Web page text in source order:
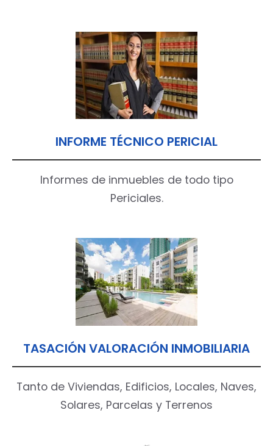
INFORME TÉCNICO PERICIAL
Informes de inmuebles de todo tipo
Periciales.
TASACIÓN VALORACIÓN INMOBILIARIA
Tanto de Viviendas, Edificios, Locales, Naves,
Solares, Parcelas y Terrenos